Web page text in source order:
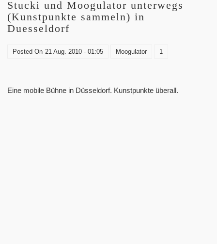
Stucki und Moogulator unterwegs
(Kunstpunkte sammeln) in
Duesseldorf
Posted On 21 Aug. 2010 - 01:05 Moogulator 1
Eine mobile Bühne in Düsseldorf. Kunstpunkte überall.